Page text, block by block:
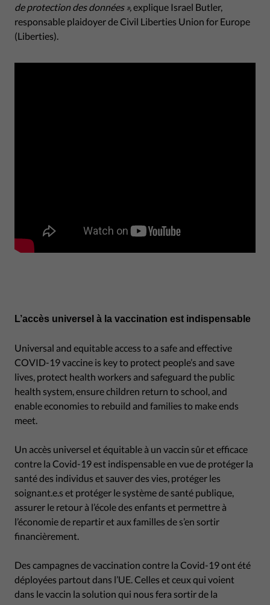
de protection des données », explique Israel Butler,
responsable plaidoyer de Civil Liberties Union for Europe
(Liberties).
L’accès universel à la vaccination est indispensable
Universal and equitable access to a safe and effective
COVID-19 vaccine is key to protect people’s and save
lives, protect health workers and safeguard the public
health system, ensure children return to school, and
enable economies to rebuild and families to make ends
meet.
Un accès universel et équitable à un vaccin sûr et efficace
contre la Covid-19 est indispensable en vue de protéger la
santé des individus et sauver des vies, protéger les
soignant.e.s et protéger le système de santé publique,
assurer le retour à l’école des enfants et permettre à
l’économie de repartir et aux familles de s’en sortir
financièrement.
Des campagnes de vaccination contre la Covid-19 ont été
déployées partout dans l’UE. Celles et ceux qui voient
dans le vaccin la solution qui nous fera sortir de la